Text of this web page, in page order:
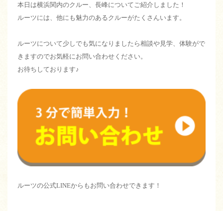
本日は横浜関内のクルー、長峰についてご紹介しました！
ルーツには、他にも魅力のあるクルーがたくさんいます。
ルーツについて少しでも気になりましたら相談や見学、体験がで
きますのでお気軽にお問い合わせください。
お待ちしております♪
ルーツの公式LINEからもお問い合わせできます！